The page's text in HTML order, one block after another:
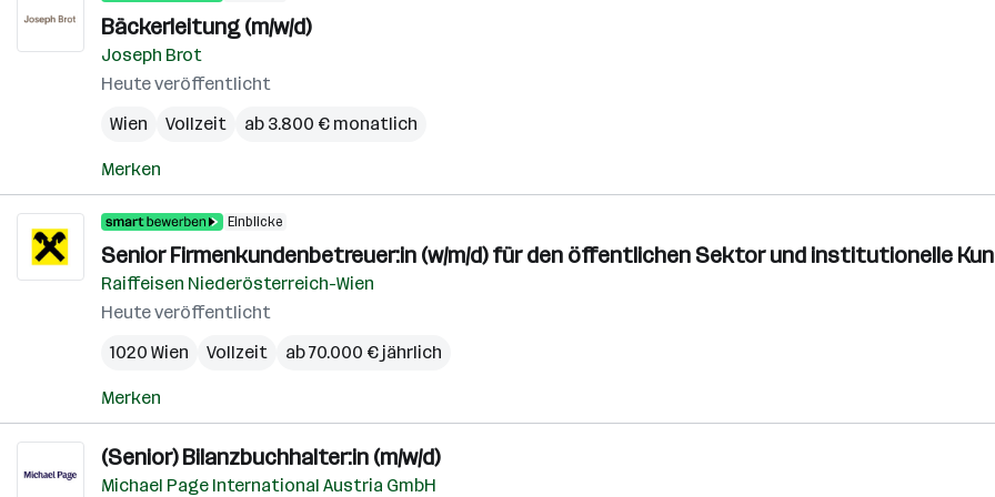
Bäckerleitung (m/w/d)
Joseph Brot
Heute veröffentlicht
Wien
Vollzeit ab 3.800 € monatlich
Merken
Einblicke
Senior Firmenkundenbetreuer:in (w/m/d) für den öffentlichen Sektor und institutionelle
Raiffeisen Niederösterreich-Wien
Heute veröffentlicht
1020 Wien
Vollzeit ab 70.000 € jährlich
Merken
(Senior) Bilanzbuchhalter:in (m/w/d)
Michael Page International Austria GmbH